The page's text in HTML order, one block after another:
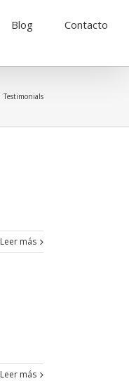
Blog Contacto
Testimonials
Leer más
Leer más